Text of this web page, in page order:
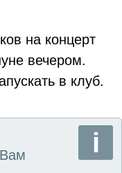
на концерт
вечером.
в клуб.